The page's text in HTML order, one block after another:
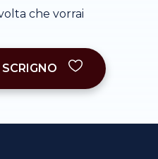
che vorrai